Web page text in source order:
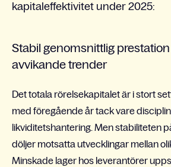
kapitaleffektivitet under 2025:
Stabil genomsnittlig
avvikande trender
Det totala rörelsekapitalet är i stort
med föregående år tack vare
likviditetshantering. Men stabiliteten
döljer motsatta utvecklingar mellan
Minskade lager hos leverantörer